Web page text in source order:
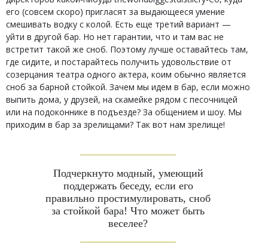
его (совсем скоро) пригласят за выдающееся умение
смешивать водку с колой. Есть еще третий вариант —
уйти в другой бар. Но нет гарантии, что и там вас не
встретит такой же сноб. Поэтому лучше оставайтесь там,
где сидите, и постарайтесь получить удовольствие от
созерцания театра одного актера, коим обычно является
сноб за барной стойкой. Зачем мы идем в бар, если можно
выпить дома, у друзей, на скамейке рядом с песочницей
или на подоконнике в подъезде? За общением и шоу. Мы
приходим в бар за зрелищами? Так вот нам зрелище!
Подчеркнуто модный, умеющий
поддержать беседу, если его
правильно простимулировать, сноб
за стойкой бара! Что может быть
веселее?